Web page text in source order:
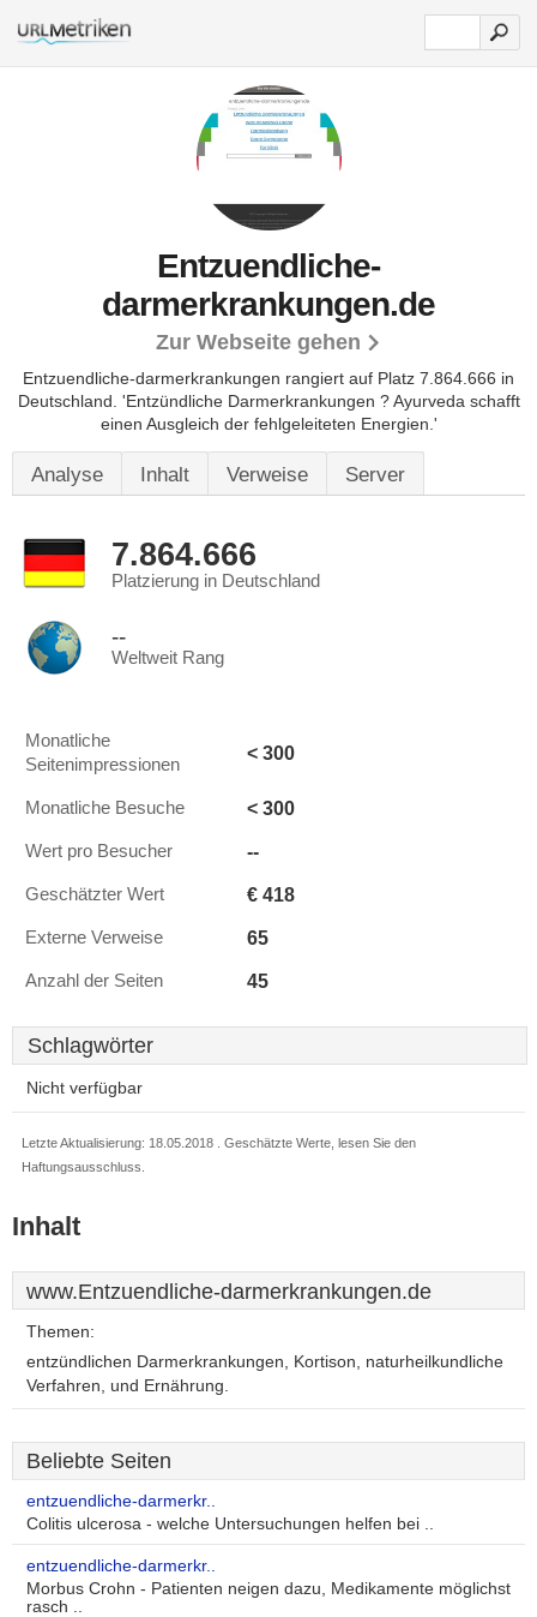
Entzuendliche-
darmerkrankungen.de
Zur Webseite gehen
Entzuendliche-darmerkrankungen rangiert auf Platz 7.864.666 in
Deutschland. 'Entzündliche Darmerkrankungen ? Ayurveda schafft
einen Ausgleich der fehlgeleiteten Energien.'
Analyse Inhalt Verweise Server
7.864.666
Platzierung in Deutschland
--
Weltweit Rang
Monatliche
Seitenimpressionen
< 300
Monatliche Besuche < 300
Wert pro Besucher --
Geschätzter Wert € 418
Externe Verweise 65
Anzahl der Seiten 45
Schlagwörter
Nicht verfügbar
Letzte Aktualisierung: 18.05.2018 . Geschätzte Werte, lesen Sie den
Haftungsausschluss.
Inhalt
www.Entzuendliche-darmerkrankungen.de
Themen:
entzündlichen Darmerkrankungen, Kortison, naturheilkundliche
Verfahren, und Ernährung.
Beliebte Seiten
entzuendliche-darmerkr..
Colitis ulcerosa - welche Untersuchungen helfen bei ..
entzuendliche-darmerkr..
Morbus Crohn - Patienten neigen dazu, Medikamente möglichst
rasch ..